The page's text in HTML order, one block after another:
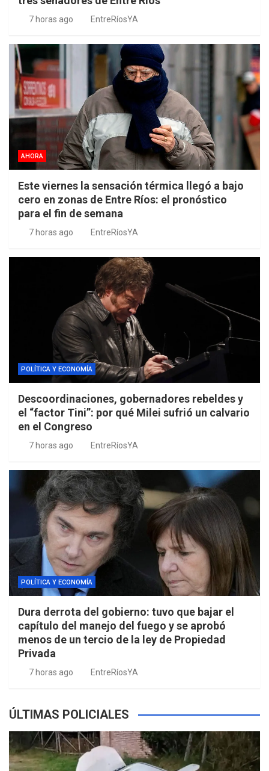
7 horas ago EntreRíosYA
AHORA
Este viernes la sensación térmica llegó a bajo
cero en zonas de Entre Ríos: el pronóstico
para el fin de semana
7 horas ago EntreRíosYA
POLÍTICA Y ECONOMÍA
Descoordinaciones, gobernadores rebeldes y
el “factor Tini”: por qué Milei sufrió un calvario
en el Congreso
7 horas ago EntreRíosYA
POLÍTICA Y ECONOMÍA
Dura derrota del gobierno: tuvo que bajar el
capítulo del manejo del fuego y se aprobó
menos de un tercio de la ley de Propiedad
Privada
7 horas ago EntreRíosYA
ÚLTIMAS POLICIALES